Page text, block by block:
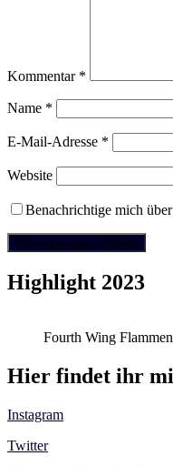
Kommentar *
Name *
E-Mail-Adresse *
Website
Benachrichtige mich
Highlight 2023
Fourth Wing
Hier findet ihr
Instagram
Twitter